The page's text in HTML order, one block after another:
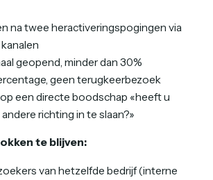
na twee heractiveringspogingen via
geopend, minder dan 30%
geen terugkeerbezoek
een directe boodschap «heeft u
richting in te slaan?»
te blijven:
van hetzelfde bedrijf (interne